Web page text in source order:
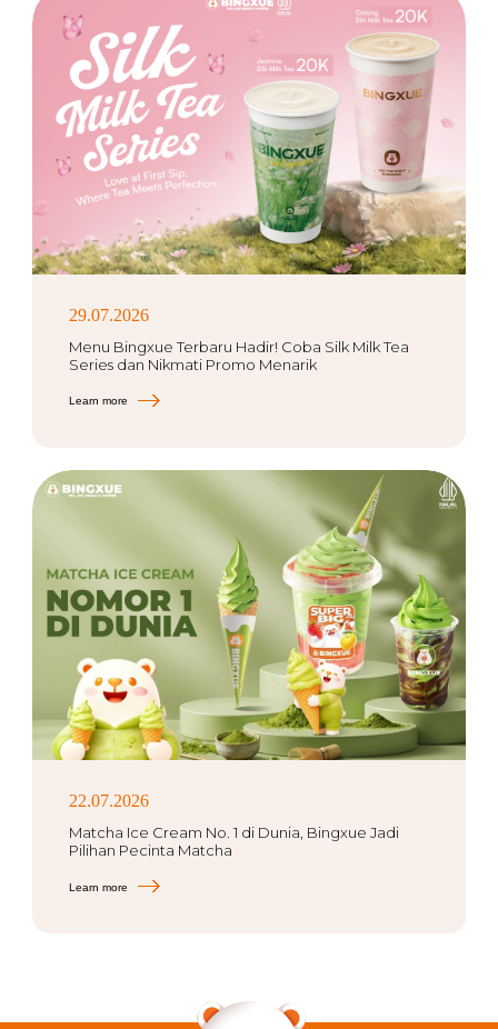
29.07.2026
Menu Bingxue Terbaru Hadir! Coba Silk Milk Tea
Series dan Nikmati Promo Menarik
Learn more
22.07.2026
Matcha Ice Cream No. 1 di Dunia, Bingxue Jadi
Pilihan Pecinta Matcha
Learn more